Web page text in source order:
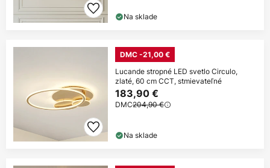
Na sklade
DMC -21,00 €
Lucande stropné LED svetlo Circulo,
zlaté, 60 cm CCT, stmievateľné
183,90 €
DMC204,90 €
Na sklade